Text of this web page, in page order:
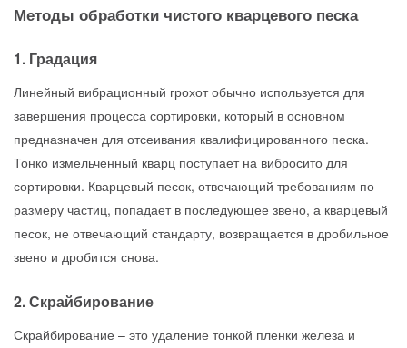
Методы обработки чистого кварцевого песка
1. Градация
Линейный вибрационный грохот обычно используется для
завершения процесса сортировки, который в основном
предназначен для отсеивания квалифицированного песка.
Тонко измельченный кварц поступает на вибросито для
сортировки. Кварцевый песок, отвечающий требованиям по
размеру частиц, попадает в последующее звено, а кварцевый
песок, не отвечающий стандарту, возвращается в дробильное
звено и дробится снова.
2. Скрайбирование
Скрайбирование – это удаление тонкой пленки железа и